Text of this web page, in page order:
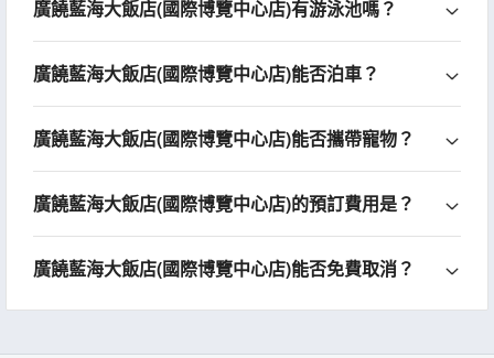
廣饒藍海大飯店(國際博覽中心店)有游泳池嗎？
廣饒藍海大飯店(國際博覽中心店)能否泊車？
廣饒藍海大飯店(國際博覽中心店)能否攜帶寵物？
廣饒藍海大飯店(國際博覽中心店)的預訂費用是？
廣饒藍海大飯店(國際博覽中心店)能否免費取消？